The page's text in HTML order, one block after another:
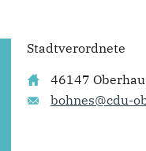
Stadtverordnete
46147
bohnes@cdu-